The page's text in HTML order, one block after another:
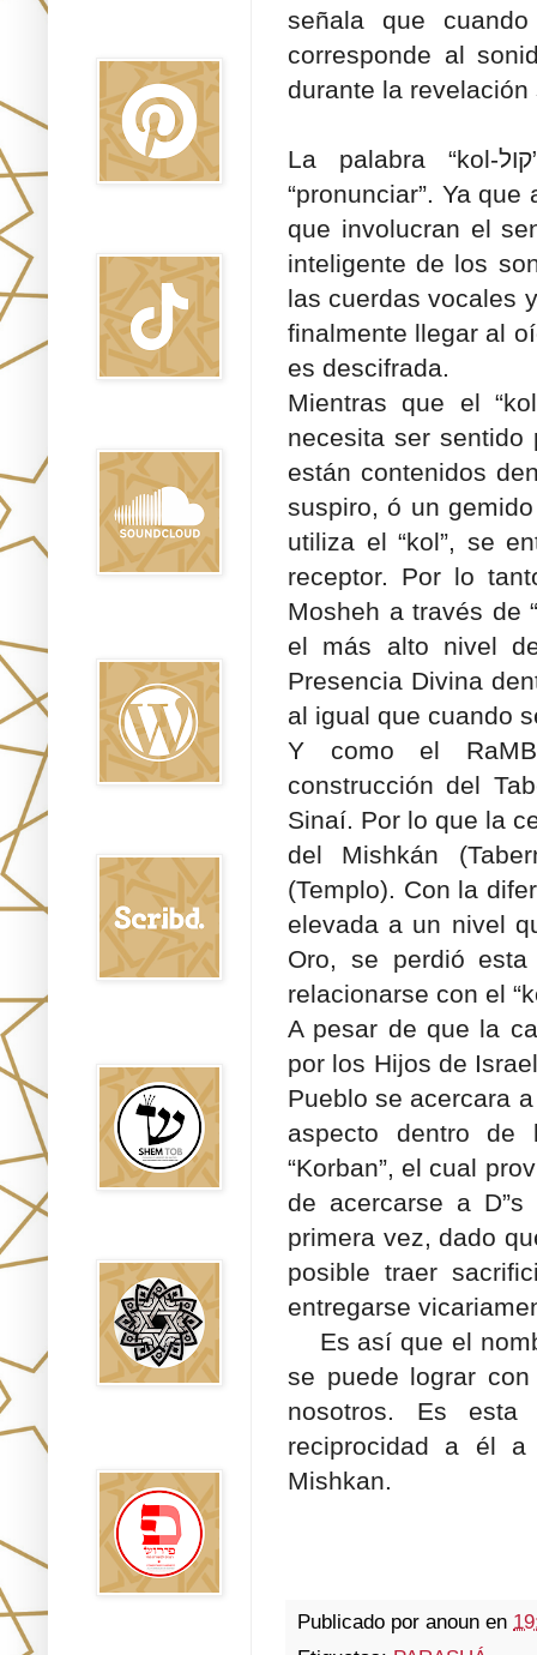
señala que
corresponde al
durante la
La palabra “kol-קול” o ‘sonido’, es diferente que “dibur-דיבור” –
“pronunciar”. Ya
que involucran el
inteligente de los
las cuerdas vocales
finalmente llegar al
es descifrada.
Mientras que el
necesita ser sentido
están contenidos
suspiro, ó un
utiliza el “kol”, se
receptor. Por lo
Mosheh a través de
el más alto nivel
Presencia Divina
al igual que cuando
Y como el
construcción del
Sinaí. Por lo que la
del Mishkán
(Templo). Con la
elevada a un nivel
Oro, se perdió
relacionarse con el
A pesar de que la
por los Hijos de
Pueblo se acercara
aspecto dentro de
“Korban”, el cual
de acercarse a
primera vez, dado
posible traer
entregarse
Es así que el
se puede lograr
nosotros. Es
reciprocidad a él
Mishkan.
Publicado por anoun en